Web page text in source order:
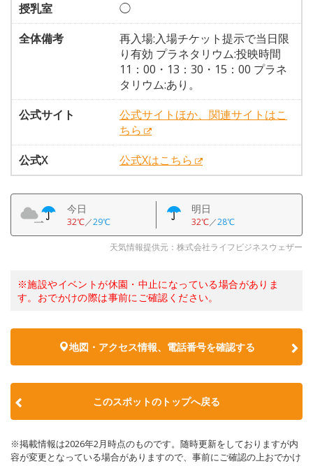
授乳室
◯
全体備考
再入場:入場チケット提示で当日限
り有効 プラネタリウム:投映時間
11：00・13：30・15：00 プラネ
タリウム:あり。
公式サイト
公式サイトほか、関連サイトはこ
ちら
公式X
公式Xはこちら
今日
32℃／29℃
明日
32℃／28℃
天気情報提供元：株式会社ライフビジネスウェザー
※施設やイベントが休園・中止になっている場合がありま
す。おでかけの際は事前にご確認ください。
地図・アクセス情報、電話番号を確認する
このスポットのトップへ戻る
※掲載情報は2026年2月時点のものです。随時更新をしておりますが内
容が変更となっている場合がありますので、事前にご確認の上おでかけ